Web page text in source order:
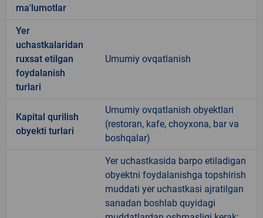
ma'lumotlar
Yer
uchastkalaridan
ruxsat etilgan
foydalanish
turlari
Umumiy ovqatlanish
Kapital qurilish
obyekti turlari
Umumiy ovqatlanish obyektlari
(restoran, kafe, choyxona, bar va
boshqalar)
Yer uchastkasida barpo etiladigan
obyektni foydalanishga topshirish
muddati yer uchastkasi ajratilgan
sanadan boshlab quyidagi